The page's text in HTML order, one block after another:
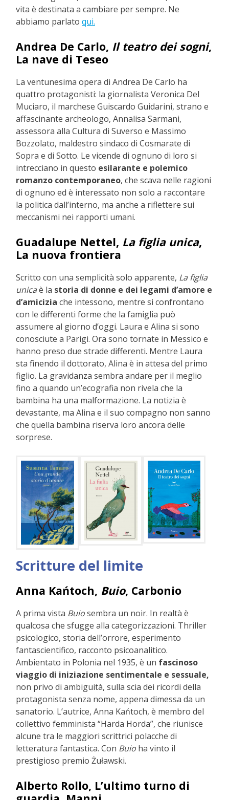
vita è destinata a cambiare per sempre. Ne
abbiamo parlato qui.
Andrea De Carlo, Il teatro dei sogni,
La nave di Teseo
La ventunesima opera di Andrea De Carlo ha
quattro protagonisti: la giornalista Veronica Del
Muciaro, il marchese Guiscardo Guidarini, strano e
affascinante archeologo, Annalisa Sarmani,
assessora alla Cultura di Suverso e Massimo
Bozzolato, maldestro sindaco di Cosmarate di
Sopra e di Sotto. Le vicende di ognuno di loro si
intrecciano in questo esilarante e polemico
romanzo contemporaneo, che scava nelle ragioni
di ognuno ed è interessato non solo a raccontare
la politica dall’interno, ma anche a riflettere sui
meccanismi nei rapporti umani.
Guadalupe Nettel, La figlia unica,
La nuova frontiera
Scritto con una semplicità solo apparente, La figlia
unicaè la storia di donne e dei legami d’amore e
d’amicizia che intessono, mentre si confrontano
con le differenti forme che la famiglia può
assumere al giorno d’oggi. Laura e Alina si sono
conosciute a Parigi. Ora sono tornate in Messico e
hanno preso due strade differenti. Mentre Laura
sta finendo il dottorato, Alina è in attesa del primo
figlio. La gravidanza sembra andare per il meglio
fino a quando un’ecografia non rivela che la
bambina ha una malformazione. La notizia è
devastante, ma Alina e il suo compagno non sanno
che quella bambina riserva loro ancora delle
sorprese.
Scritture del limite
Anna Kańtoch, Buio, Carbonio
A prima vista Buiosembra un noir. In realtà è
qualcosa che sfugge alla categorizzazioni. Thriller
psicologico, storia dell’orrore, esperimento
fantascientifico, racconto psicoanalitico.
Ambientato in Polonia nel 1935, è un fascinoso
viaggio di iniziazione sentimentale e sessuale,
non privo di ambiguità, sulla scia dei ricordi della
protagonista senza nome, appena dimessa da un
sanatorio. L’autrice, Anna Kańtoch, è membro del
collettivo femminista “Harda Horda”, che riunisce
alcune tra le maggiori scrittrici polacche di
letteratura fantastica. Con Buio ha vinto il
prestigioso premio Żuławski.
Alberto Rollo, L’ultimo turno di